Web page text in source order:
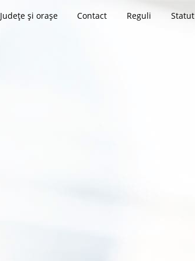
Județe și orașe Contact Reguli Statut